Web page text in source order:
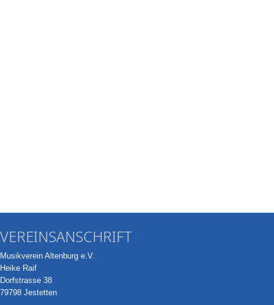
VEREINSANSCHRIFT
Musikverein Altenburg e.V.
Heike Raif
Dorfstrasse 38
79798 Jestetten